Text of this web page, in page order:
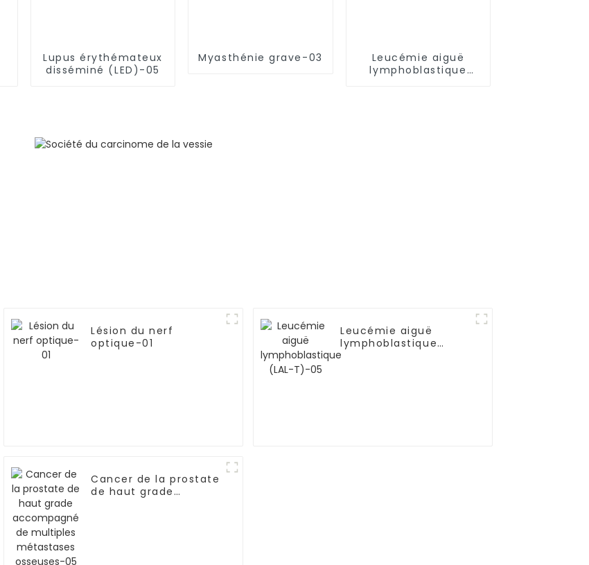
Lupus érythémateux
disséminé (LED)-05
Myasthénie grave-03
Leucémie aiguë
lymphoblastique
Lésion du nerf
optique-01
Leucémie aiguë
lymphoblastique
(LAL-T)-05
Cancer de la prostate
de haut grade